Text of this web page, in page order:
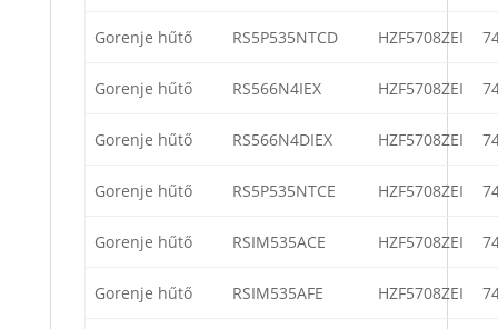
Gorenje hűtő RS5P535NTCD HZF5708ZEI
Gorenje hűtő RS566N4IEX HZF5708ZEI
Gorenje hűtő RS566N4DIEX HZF5708ZEI
Gorenje hűtő RS5P535NTCE HZF5708ZEI
Gorenje hűtő RSIM535ACE HZF5708ZEI
Gorenje hűtő RSIM535AFE HZF5708ZEI